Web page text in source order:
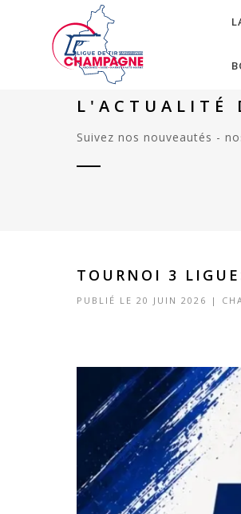
L'ACTUALITÉ
Suivez nos nouveautés -
TOURNOI 3
PUBLIÉ LE 20 JUIN 2026 |